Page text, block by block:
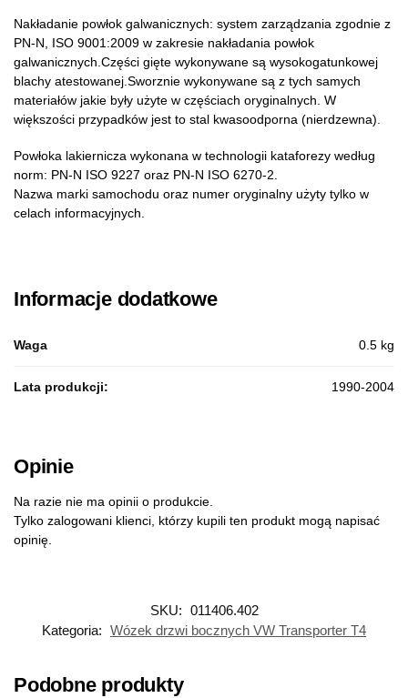
Nakładanie powłok galwanicznych: system zarządzania zgodnie z
PN-N, ISO 9001:2009 w zakresie nakładania powłok
galwanicznych.Części gięte wykonywane są wysokogatunkowej
blachy atestowanej.Sworznie wykonywane są z tych samych
materiałów jakie były użyte w częściach oryginalnych. W
większości przypadków jest to stal kwasoodporna (nierdzewna).
Powłoka lakiernicza wykonana w technologii kataforezy według
norm: PN-N ISO 9227 oraz PN-N ISO 6270-2.
Nazwa marki samochodu oraz numer oryginalny użyty tylko w
celach informacyjnych.
Informacje dodatkowe
Waga 0.5 kg
Lata produkcji: 1990-2004
Opinie
Na razie nie ma opinii o produkcie.
Tylko zalogowani klienci, którzy kupili ten produkt mogą napisać
opinię.
SKU: 011406.402
Kategoria: Wózek drzwi bocznych VW Transporter T4
Podobne produkty